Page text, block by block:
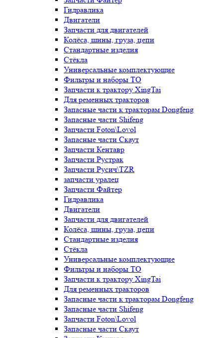
Гидравлика
Двигатели
Запчасти для двигателей
Колёса, шины, груза, цепи
Стандартные изделия
Стёкла
Универсальные комплектующие
Фильтры и наборы ТО
Запчасти к трактору XingTai
Для ременных тракторов
Запасные части к тракторам Dongfeng
Запасные части Shifeng
Запчасти Foton\Lovol
Запасные части Скаут
Запчасти Кентавр
Запчасти Рустрак
Запчасти Русич\TZR
запчасти уралец
Запчасти Файтер
Гидравлика
Двигатели
Запчасти для двигателей
Колёса, шины, груза, цепи
Стандартные изделия
Стёкла
Универсальные комплектующие
Фильтры и наборы ТО
Запчасти к трактору XingTai
Для ременных тракторов
Запасные части к тракторам Dongfeng
Запасные части Shifeng
Запчасти Foton\Lovol
Запасные части Скаут